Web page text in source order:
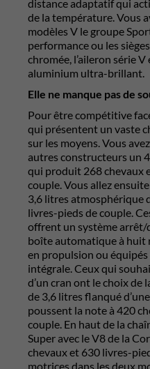
distance adaptatif qui
de la température. Vous
modèles V le groupe
performance ou les
chromée, l’aileron série
aluminium ultra-brillant.
Elle ne manque pas de
Pour être compétitive
qui présentent un vaste
sur les moyens. Vous
autres constructeurs un
qui produit 268 chevaux
couple. Vous allez
3,6 litres atmosphérique
livres-pieds de couple.
offrent un système arrêt/
boîte automatique à huit
en propulsion ou équipés
intégrale. Ceux qui
d’un cran ont le choix de
de 3,6 litres flanqué
poussent la note à 420
couple. En haut de la
Super avec le V8 de la
chevaux et 630 livres-
motrices dans les deux